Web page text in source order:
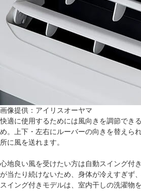
画像提供：アイリスオーヤマ
快適に使用するためには風向きを調節でき
め。上下・左右にルーバーの向きを替えら
所に風を送れます。
心地良い風を受けたい方は自動スイング付
が当たり続けないため、身体が冷えすぎず
スイング付きモデルは、室内干しの洗濯物